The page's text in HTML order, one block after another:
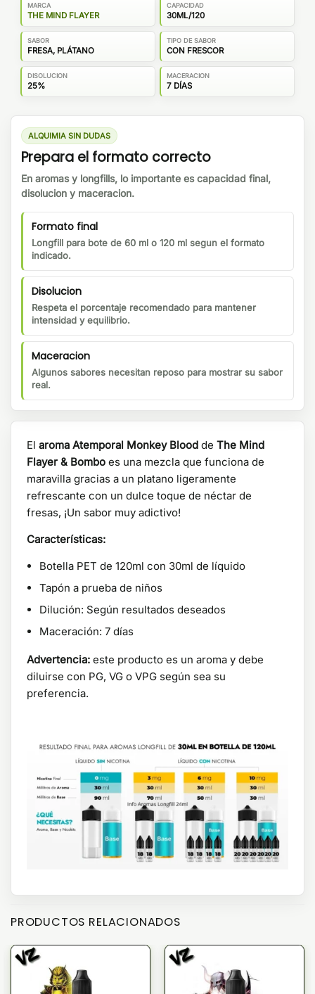
MARCA
THE MIND FLAYER
CAPACIDAD
30ML/120
SABOR
FRESA, PLÁTANO
TIPO DE SABOR
CON FRESCOR
DISOLUCION
25%
MACERACION
7 DÍAS
ALQUIMIA SIN DUDAS
Prepara el formato correcto
En aromas y longfills, lo importante es capacidad final,
disolucion y maceracion.
Formato final
Longfill para bote de 60 ml o 120 ml segun el formato
indicado.
Disolucion
Respeta el porcentaje recomendado para mantener
intensidad y equilibrio.
Maceracion
Algunos sabores necesitan reposo para mostrar su sabor
real.
El aroma Atemporal Monkey Blood de The Mind
Flayer & Bombo es una mezcla que funciona de
maravilla gracias a un platano ligeramente
refrescante con un dulce toque de néctar de
fresas, ¡Un sabor muy adictivo!
Características:
Botella PET de 120ml con 30ml de líquido
Tapón a prueba de niños
Dilución: Según resultados deseados
Maceración: 7 días
Advertencia: este producto es un aroma y debe
diluirse con PG, VG o VPG según sea su
preferencia.
PRODUCTOS RELACIONADOS